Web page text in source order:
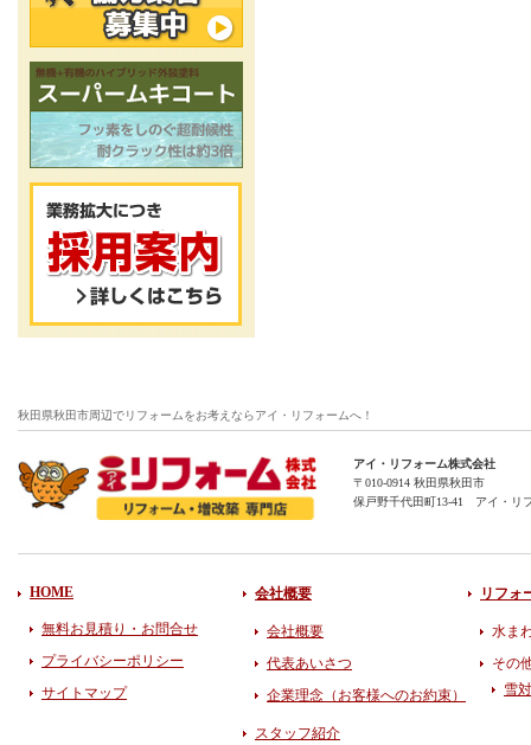
秋田県秋田市周辺でリフォームをお考えならアイ・リフォームへ！
アイ・リフォーム株式会社
〒010-0914 秋田県秋田市
保戸野千代田町13-41 アイ・リ
HOME
無料お見積り・お問合せ
プライバシーポリシー
サイトマップ
会社概要
会社概要
代表あいさつ
企業理念（お客様へのお約束）
スタッフ紹介
リフォ
水ま
その
雪